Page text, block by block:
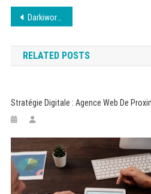
Navigation
de
l’article
Darkiworld : Vérifiez la nouvelle adresse Telegram
RELATED POSTS
Stratégie Digitale : Agence Web De